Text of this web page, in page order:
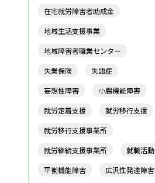
在宅就労障害者助成金
地域生活支援事業
地域障害者職業センター
失業保険
失語症
妄想性障害
小腸機能障害
就労定着支援
就労移行支援
就労移行支援事業所
就労継続支援事業所
就職活動
平衡機能障害
広汎性発達障害